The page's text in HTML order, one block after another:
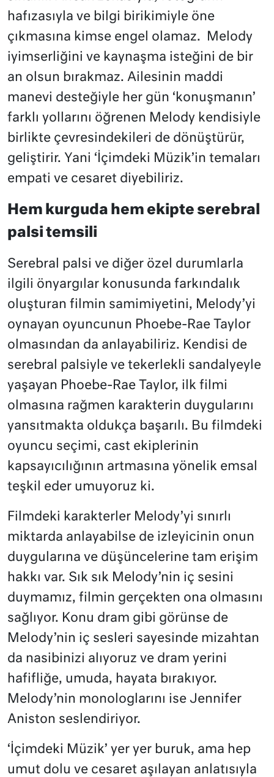
hafızasıyla ve bilgi birikimiyle öne
çıkmasına kimse engel olamaz.
Melody
iyimserliğini ve kaynaşma isteğini de bir
an olsun bırakmaz. Ailesinin maddi
manevi desteğiyle her gün ‘konuşmanın’
farklı yollarını öğrenen Melody kendisiyle
birlikte çevresindekileri de dönüştürür,
geliştirir. Yani ‘İçimdeki Müzik’in temaları
empati ve cesaret diyebiliriz.
Hem kurguda hem ekipte serebral
palsi temsili
Serebral palsi ve diğer özel durumlarla
ilgili önyargılar konusunda farkındalık
oluşturan filmin samimiyetini, Melody’yi
oynayan oyuncunun Phoebe-Rae Taylor
olmasından da anlayabiliriz. Kendisi de
serebral palsiyle ve tekerlekli sandalyeyle
yaşayan Phoebe-Rae Taylor, ilk filmi
olmasına rağmen karakterin duygularını
yansıtmakta oldukça başarılı. Bu filmdeki
oyuncu seçimi, cast ekiplerinin
kapsayıcılığının artmasına yönelik emsal
teşkil eder umuyoruz ki.
Filmdeki karakterler Melody’yi sınırlı
miktarda anlayabilse de izleyicinin onun
duygularına ve düşüncelerine tam erişim
hakkı var. Sık sık Melody’nin iç sesini
duymamız, filmin gerçekten ona olmasını
sağlıyor. Konu dram gibi görünse de
Melody’nin iç sesleri sayesinde mizahtan
da nasibinizi alıyoruz ve dram yerini
hafifliğe, umuda, hayata bırakıyor.
Melody’nin monologlarını ise Jennifer
Aniston seslendiriyor.
‘İçimdeki Müzik’ yer yer buruk, ama hep
umut dolu ve cesaret aşılayan anlatısıyla